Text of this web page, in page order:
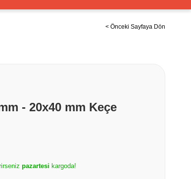
< Önceki Sayfaya Dön
- 20x40 mm Keçe
pazartesi kargoda!